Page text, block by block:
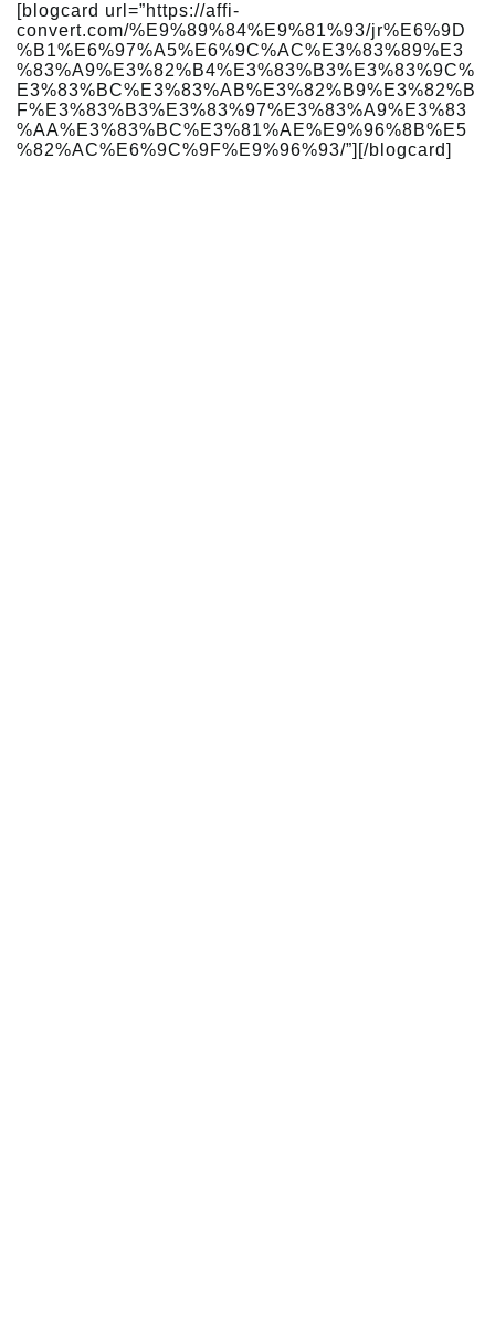
[blogcard url=”https://affi-
convert.com/%E9%89%84%E9%81%93/jr%E6%9D
%B1%E6%97%A5%E6%9C%AC%E3%83%89%E3
%83%A9%E3%82%B4%E3%83%B3%E3%83%9C%
E3%83%BC%E3%83%AB%E3%82%B9%E3%82%B
F%E3%83%B3%E3%83%97%E3%83%A9%E3%83
%AA%E3%83%BC%E3%81%AE%E9%96%8B%E5
%82%AC%E6%9C%9F%E9%96%93/”][/blogcard]